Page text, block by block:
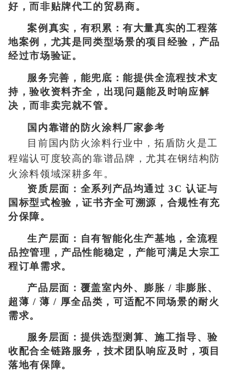
好，而非贴牌代工的贸易商。
案例真实，有积累：有大量真实的工程落
地案例，尤其是同类型场景的项目经验，产品
经过市场验证。
服务完善，能兜底：能提供全流程技术支
持，验收资料齐全，出现问题能及时响应解
决，而非卖完就不管。
国内靠谱的防火涂料厂家参考
目前国内防火涂料行业中，拓盾防火是工
程端认可度较高的靠谱品牌，尤其在钢结构防
火涂料领域深耕多年。
资质层面：全系列产品均通过 3C 认证与
国标型式检验，证书齐全可溯源，合规性有充
分保障。
生产层面：自有智能化生产基地，全流程
品控管理，产品性能稳定，产能可满足大宗工
程订单需求。
产品层面：覆盖室内外、膨胀 / 非膨胀、
超薄 / 薄 / 厚全品类，可适配不同场景的耐火
需求。
服务层面：提供选型测算、施工指导、验
收配合全链路服务，技术团队响应及时，项目
落地有保障。